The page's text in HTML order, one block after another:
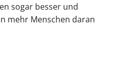
sogar besser und
mehr Menschen daran